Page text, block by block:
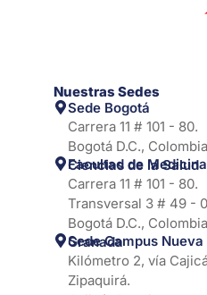
Nuestras Sedes
Sede Bogotá
Carrera 11 # 101 - 80.
Bogotá D.C.,
Facultad de Medicina y Ciencias de la Salud
Carrera 11 # 101 - 80.
Transversal 3 # 49 -
Bogotá D.C.,
Sede Campus Nueva Granada
Kilómetro 2, vía
Zipaquirá.